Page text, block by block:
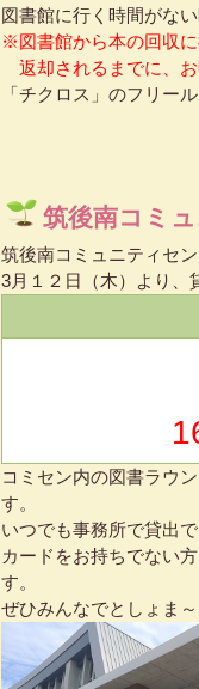
図書館に行く時間がな
※図書館から本の回収に
返却されるまでに、お
「チクロス」のフリー
筑後南コミ
筑後南コミュニティセ
3月１２日（木）より、
コミセン内の図書ラウ
す。
いつでも事務所で貸出
カードをお持ちでない
す。
ぜひみんなでとしょま